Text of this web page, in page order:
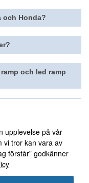
upplevelse på vår
vi tror kan vara av
förstår” godkänner
Honda?
och led ramp